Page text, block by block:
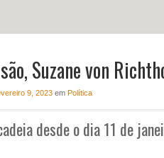
NOTÍCIAS PERFIL
CONTATO
Suzane von
9, 2023em Política
desde o dia 11 de